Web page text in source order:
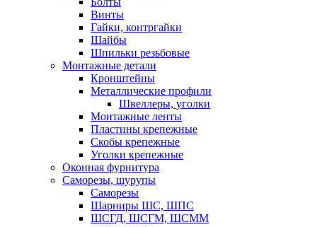
Винты
Гайки, контргайки
Шайбы
Шпильки резьбовые
Монтажные детали
Кронштейны
Металлические профили
Швеллеры, уголки
Монтажные ленты
Пластины крепежные
Скобы крепежные
Уголки крепежные
Оконная фурнитура
Саморезы, шурупы
Саморезы
Шарниры ШС, ШПС
ШСГД, ШСГМ, ШСММ